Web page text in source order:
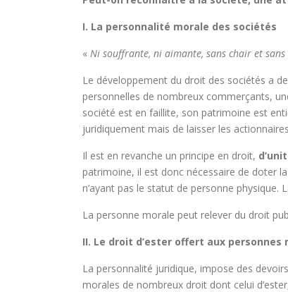
I. La personnalité morale des sociétés
« Ni souffrante, ni aimante, sans chair et
Le développement du droit des sociétés a
personnelles de nombreux commerçants,
société est en faillite, son patrimoine est
juridiquement mais de laisser les
Il est en revanche un principe en droit,
patrimoine, il est donc nécessaire de doter
n’ayant pas le statut de personne physique.
La personne morale peut relever du droit
II. Le droit d’ester offert aux personnes
La personnalité juridique, impose des
morales de nombreux droit dont celui